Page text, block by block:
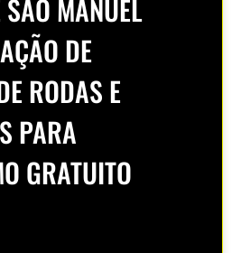
MANUEL
DE
RODAS E
PARA
GRATUITO